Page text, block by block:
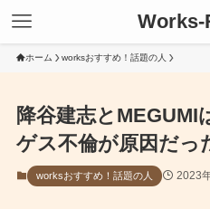
Works-
ホーム worksおすすめ！話題の人
降谷建志とMEGUMI
ゲス不倫が原因だっ
worksおすすめ！話題の人 2023